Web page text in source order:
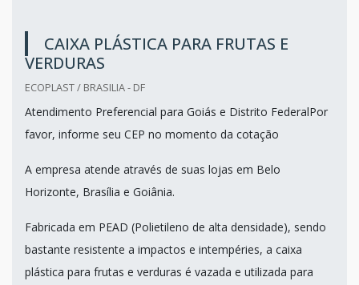
CAIXA PLÁSTICA PARA FRUTAS E
VERDURAS
ECOPLAST / BRASILIA - DF
Atendimento Preferencial para Goiás e Distrito FederalPor
favor, informe seu CEP no momento da cotação
A empresa atende através de suas lojas em Belo
Horizonte, Brasília e Goiânia.
Fabricada em PEAD (Polietileno de alta densidade), sendo
bastante resistente a impactos e intempéries, a caixa
plástica para frutas e verduras é vazada e utilizada para